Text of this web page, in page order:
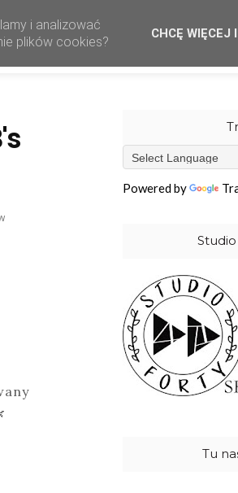
SHOP CREATIVE TEAM
Powered by
Tu
i analizować
plików cookies?
CHCĘ WIĘCEJ